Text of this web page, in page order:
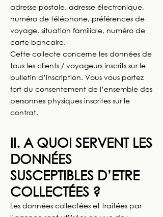
adresse postale, adresse électronique,
numéro de téléphone, préférences de
voyage, situation familiale, numéro de
carte bancaire.
Cette collecte concerne les données de
tous les clients / voyageurs inscrits sur le
bulletin d’inscription. Vous vous portez
fort du consentement de l’ensemble des
personnes physiques inscrites sur le
contrat.
II. A QUOI SERVENT LES
DONNÉES
SUSCEPTIBLES D’ETRE
COLLECTÉES ?
Les données collectées et traitées par